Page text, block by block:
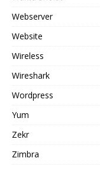
Webserver
Website
Wireless
Wireshark
Wordpress
Yum
Zekr
Zimbra